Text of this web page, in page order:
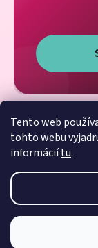
Tento web
tohto webu
informáciítu.